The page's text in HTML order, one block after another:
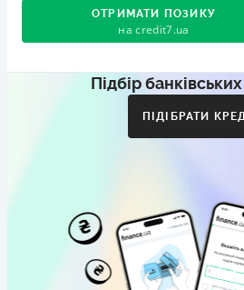
ОТРИМАТИ ПОЗИКУ
на credit7.ua
Акція: «Кешбек за друга»
Коли друг реєструється та
Бронзовий призер FinAwards
лояльності»
Перший займ
Підбір
ПІДІБРАТИ